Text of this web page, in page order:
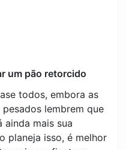
um pão retorcido
todos, embora as
​​lembrem que
mais sua
planeja isso, é melhor